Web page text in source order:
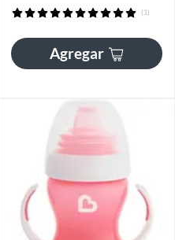
(1)
Agregar